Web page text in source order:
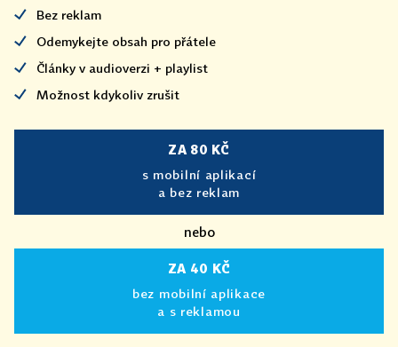
Bez reklam
Odemykejte obsah pro přátele
Články v audioverzi + playlist
Možnost kdykoliv zrušit
ZA 80 KČ
s mobilní aplikací
a bez reklam
nebo
ZA 40 KČ
bez mobilní aplikace
a s reklamou